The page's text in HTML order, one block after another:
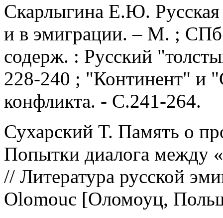
Скарлыгина Е.Ю. Русская
и в эмиграции. – М. ;
содерж. : Русский
228-240 ; "Континент" и
конфликта. - С.241-264.
Сухарский Т. Память о
Попытки диалога между
// Литература русской
Olomouc [Оломоуц,